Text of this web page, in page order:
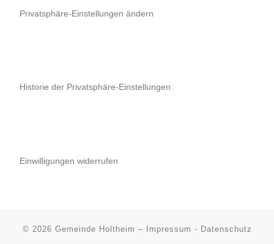
Privatsphäre-Einstellungen ändern
Historie der Privatsphäre-Einstellungen
Einwilligungen widerrufen
© 2026 Gemeinde Holtheim – Impressum - Datenschutz